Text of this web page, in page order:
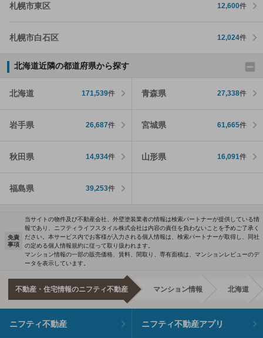
札幌市東区 12,600件
札幌市白石区 12,024件
北海道近隣の都道府県から探す
北海道 171,539件 青森県 27,338件
岩手県 26,687件 宮城県 61,665件
秋田県 14,934件 山形県 16,091件
福島県 39,253件
免責
事項
当サイトの物件及び不動産会社、外壁塗装業者の情報は検索パートナーが提供している情
報であり、ニフティライフスタイル株式会社は内容の責任を負わないことを予めご了承く
ださい。本サービス内でお客様が入力される個人情報は、検索パートナーが取得し、同社
の定める個人情報規約に従って取り扱われます。
マンション情報の一部の販売価格、賃料、間取り、専有面積は、マンションレビューのデ
ータを表示しています。
不動産・住宅情報のニフティ不動産 マンション情報 北海道
ニフティ不動産 ニフティ不動産アプリ